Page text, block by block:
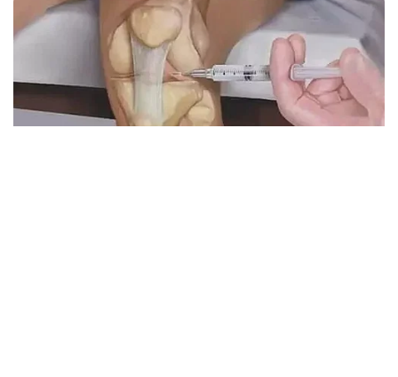
Demo Besar, Mabes TNI Beri Penjelasan
Berita Viral
Viral Ayah Tinggalkan Istri dan Bayi Demi
Dugaan Selingkuhan Sesama Jenis
Berita Viral 2
X